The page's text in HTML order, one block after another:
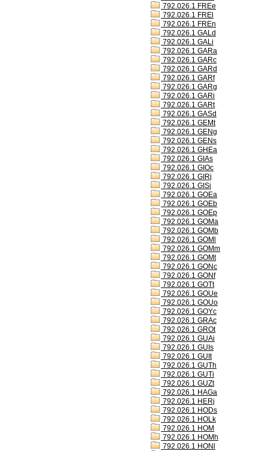
792.026.1 FREe
792.026.1 FREl
792.026.1 FREn
792.026.1 GALd
792.026.1 GALi
792.026.1 GARa
792.026.1 GARc
792.026.1 GARd
792.026.1 GARf
792.026.1 GARg
792.026.1 GARi
792.026.1 GARt
792.026.1 GASd
792.026.1 GEMt
792.026.1 GENg
792.026.1 GENs
792.026.1 GHEa
792.026.1 GIAs
792.026.1 GIOc
792.026.1 GIRj
792.026.1 GISi
792.026.1 GOEa
792.026.1 GOEb
792.026.1 GOEp
792.026.1 GOMa
792.026.1 GOMb
792.026.1 GOMl
792.026.1 GOMm
792.026.1 GOMt
792.026.1 GONc
792.026.1 GONf
792.026.1 GOTt
792.026.1 GOUe
792.026.1 GOUo
792.026.1 GOYc
792.026.1 GRAc
792.026.1 GROt
792.026.1 GUAi
792.026.1 GUIs
792.026.1 GUIt
792.026.1 GUTh
792.026.1 GUTi
792.026.1 GUZt
792.026.1 HAGa
792.026.1 HERj
792.026.1 HODs
792.026.1 HOLk
792.026.1 HOM
792.026.1 HOMh
792.026.1 HONl